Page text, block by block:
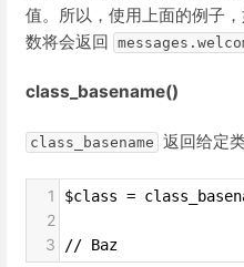
值。所以，使用上面的例子
数将会返回
class_basename()
class_basename 返回给定
1 $class =
2
3
// Baz